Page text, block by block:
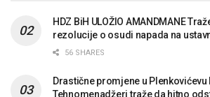
HDZ BiH ULOŽIO AMANDMANE
rezolucije o osudi napada na
56 SHARES
Drastične promjene u Plenkovićevu
Tehnomenadžeri traže da hitno